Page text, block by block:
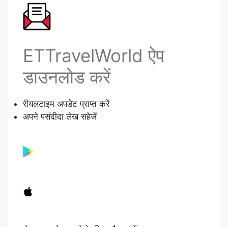
ETTravelWorld ऐप
डाउनलोड करें
रीयलटाइम अपडेट प्राप्त करें
अपने पसंदीदा लेख सहेजें